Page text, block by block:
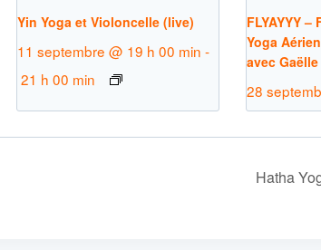
Yin Yoga et Violoncelle (live)
11 septembre @ 19 h 00 min -
21 h 00 min
FLYAYYY
Yoga
avec
28
Hatha